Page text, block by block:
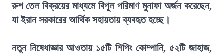
রুশ তেল বিক্রয়ের মাধ্যমে বিপুল পরিমাণ মুনাফা অর্জন করেছেন,
যা ইরান সরকারের আর্থিক সহায়তায় ব্যবহৃত হচ্ছে।
নতুন নিষেধাজ্ঞার আওতায় ১৫টি শিপিং কোম্পানি, ৫২টি জাহাজ,